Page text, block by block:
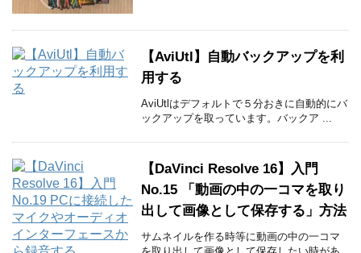
【AviUtl】自動バックアップを利
用する
AviUtlはデフォルトで５分おきに自動的にバ
ックアップを取っています。バックア ...
【DaVinci Resolve 16】入門
No.15 「動画の中の一コマを取り
出して画像として保存する」方法
サムネイルを作る時等に動画の中の一コマ